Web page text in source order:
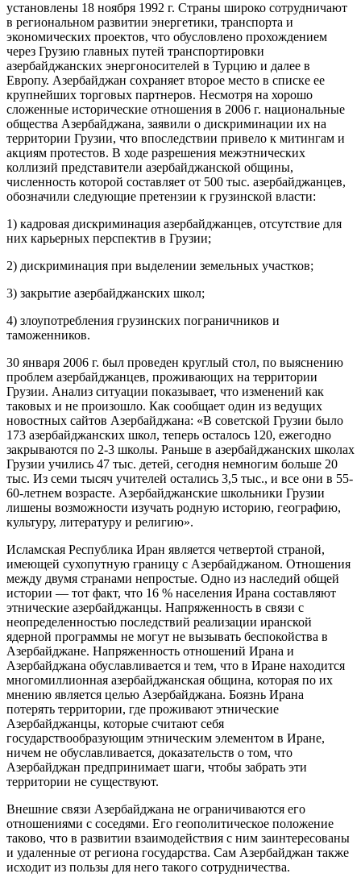
установлены 18 ноября 1992 г. Страны широко сотрудничают
в региональном развитии энергетики, транспорта и
экономических проектов, что обусловлено прохождением
через Грузию главных путей транспортировки
азербайджанских энергоносителей в Турцию и далее в
Европу. Азербайджан сохраняет второе место в списке ее
крупнейших торговых партнеров. Несмотря на хорошо
сложенные исторические отношения в 2006 г. национальные
общества Азербайджана, заявили о дискриминации их на
территории Грузии, что впоследствии привело к митингам и
акциям протестов. В ходе разрешения межэтнических
коллизий представители азербайджанской общины,
численность которой составляет от 500 тыс. азербайджанцев,
обозначили следующие претензии к грузинской власти:
1) кадровая дискриминация азербайджанцев, отсутствие для
них карьерных перспектив в Грузии;
2) дискриминация при выделении земельных участков;
3) закрытие азербайджанских школ;
4) злоупотребления грузинских пограничников и
таможенников.
30 января 2006 г. был проведен круглый стол, по выяснению
проблем азербайджанцев, проживающих на территории
Грузии. Анализ ситуации показывает, что изменений как
таковых и не произошло. Как сообщает один из ведущих
новостных сайтов Азербайджана: «В советской Грузии было
173 азербайджанских школ, теперь осталось 120, ежегодно
закрываются по 2-3 школы. Раньше в азербайджанских школах
Грузии учились 47 тыс. детей, сегодня немногим больше 20
тыс. Из семи тысяч учителей остались 3,5 тыс., и все они в 55-
60-летнем возрасте. Азербайджанские школьники Грузии
лишены возможности изучать родную историю, географию,
культуру, литературу и религию».
Исламская Республика Иран является четвертой страной,
имеющей сухопутную границу с Азербайджаном. Отношения
между двумя странами непростые. Одно из наследий общей
истории — тот факт, что 16 % населения Ирана составляют
этнические азербайджанцы. Напряженность в связи с
неопределенностью последствий реализации иранской
ядерной программы не могут не вызывать беспокойства в
Азербайджане. Напряженность отношений Ирана и
Азербайджана обуславливается и тем, что в Иране находится
многомиллионная азербайджанская община, которая по их
мнению является целью Азербайджана. Боязнь Ирана
потерять территории, где проживают этнические
Азербайджанцы, которые считают себя
государствообразующим этническим элементом в Иране,
ничем не обуславливается, доказательств о том, что
Азербайджан предпринимает шаги, чтобы забрать эти
территории не существуют.
Внешние связи Азербайджана не ограничиваются его
отношениями с соседями. Его геополитическое положение
таково, что в развитии взаимодействия с ним заинтересованы
и удаленные от региона государства. Сам Азербайджан также
исходит из пользы для него такого сотрудничества.